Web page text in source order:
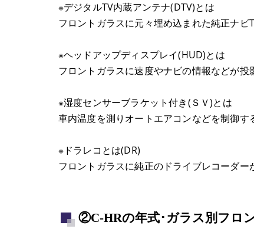
※デジタルTV内蔵アンテナ(DTV)とは
フロントガラスに元々埋め込まれた純正ナビ
※ヘッドアップディスプレイ(HUD)とは
フロントガラスに速度やナビの情報などが投
※湿度センサーブラケット付き(ＳＶ)とは
車内温度を測りオートエアコンなどを制御す
※ドラレコとは(DR)
フロントガラスに純正のドライブレコーダー
②C-HRの年式･ガラス別フロ